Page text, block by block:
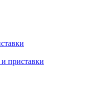
приставки